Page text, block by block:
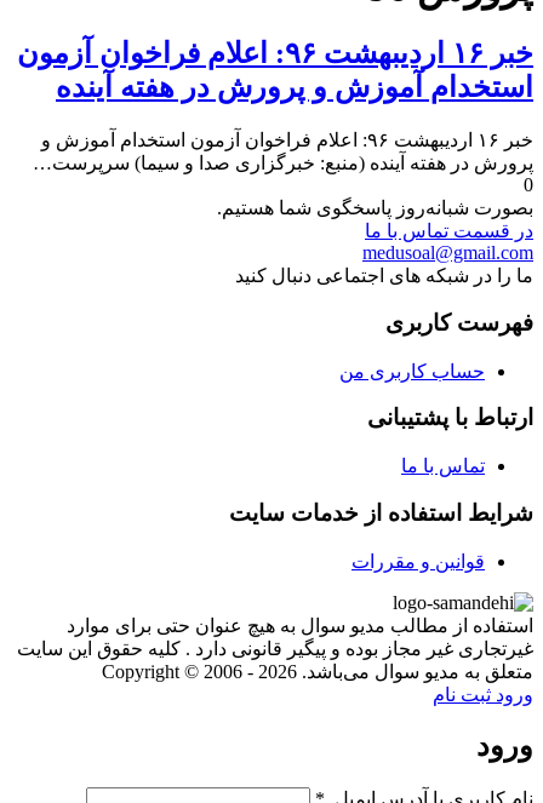
خبر ۱۶ اردیبهشت ۹۶: اعلام فراخوان آزمون
استخدام آموزش و پرورش در هفته آینده
خبر ۱۶ اردیبهشت ۹۶: اعلام فراخوان آزمون استخدام آموزش و
پرورش در هفته آینده (منبع: خبرگزاری صدا و سیما) سرپرست…
0
بصورت شبانه‌روز پاسخگوی شما هستیم.
در قسمت تماس با ما
medusoal@gmail.com
ما را در شبکه های اجتماعی دنبال کنید
فهرست کاربری
حساب کاربری من
ارتباط با پشتیبانی
تماس با ما
شرایط استفاده از خدمات سایت
قوانین و مقررات
استفاده از مطالب مدیو سوال به هیچ عنوان حتی برای موارد
غیرتجاری غیر مجاز بوده و پیگیر قانونی دارد . کلیه حقوق این سایت
متعلق به مدیو سوال می‌باشد. Copyright © 2006 - 2026
ورود ثبت نام
ورود